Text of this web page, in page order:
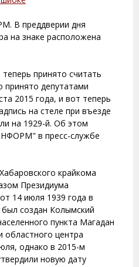
В преддверии дня
на знаке расположена
принято считать
принято депутатами
2015 года, и вот теперь
на стеле при въезде
на 1929-й. Об этом
в пресс-службе
крайкома
Президиума
14 июля 1939 года в
был создан Колымский
пункта Магадан
областного центра
однако в 2015-м
новую дату